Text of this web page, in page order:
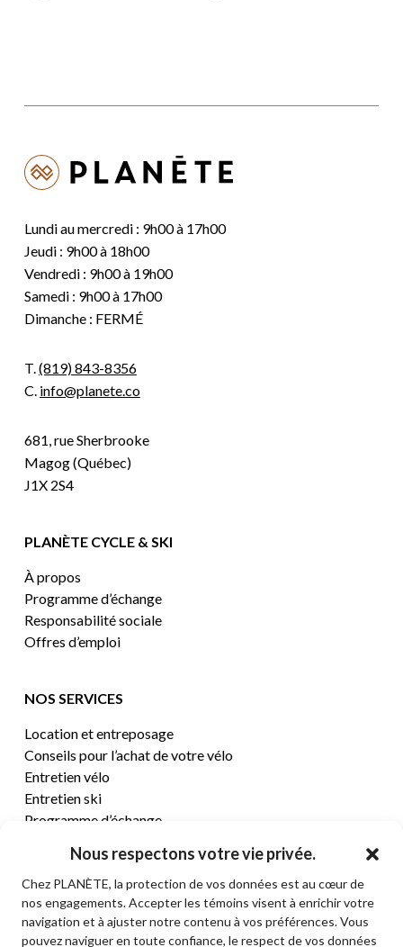
Nous respectons votre vie privée.
Chez PLANÈTE, la protection de vos données est au cœur de
nos engagements. Accepter les témoins visent à enrichir votre
navigation et à ajuster notre contenu à vos préférences. Vous
pouvez naviguer en toute confiance, le respect de vos données
Lundi au mercredi : 9h00 à 17h00
Jeudi : 9h00 à 18h00
Vendredi : 9h00 à 19h00
Samedi : 9h00 à 17h00
Dimanche : FERMÉ
T.(819) 843-8356
C. info@planete.co
681, rue Sherbrooke
Magog (Québec)
J1X 2S4
PLANÈTE CYCLE & SKI
À propos
Programme d’échange
Responsabilité sociale
Offres d’emploi
NOS SERVICES
Location et entreposage
Conseils pour l’achat de votre vélo
Entretien vélo
Entretien ski
Programme d’échange
CENTRE D’AIDE
Termes et conditions de vente
Retours et remboursements